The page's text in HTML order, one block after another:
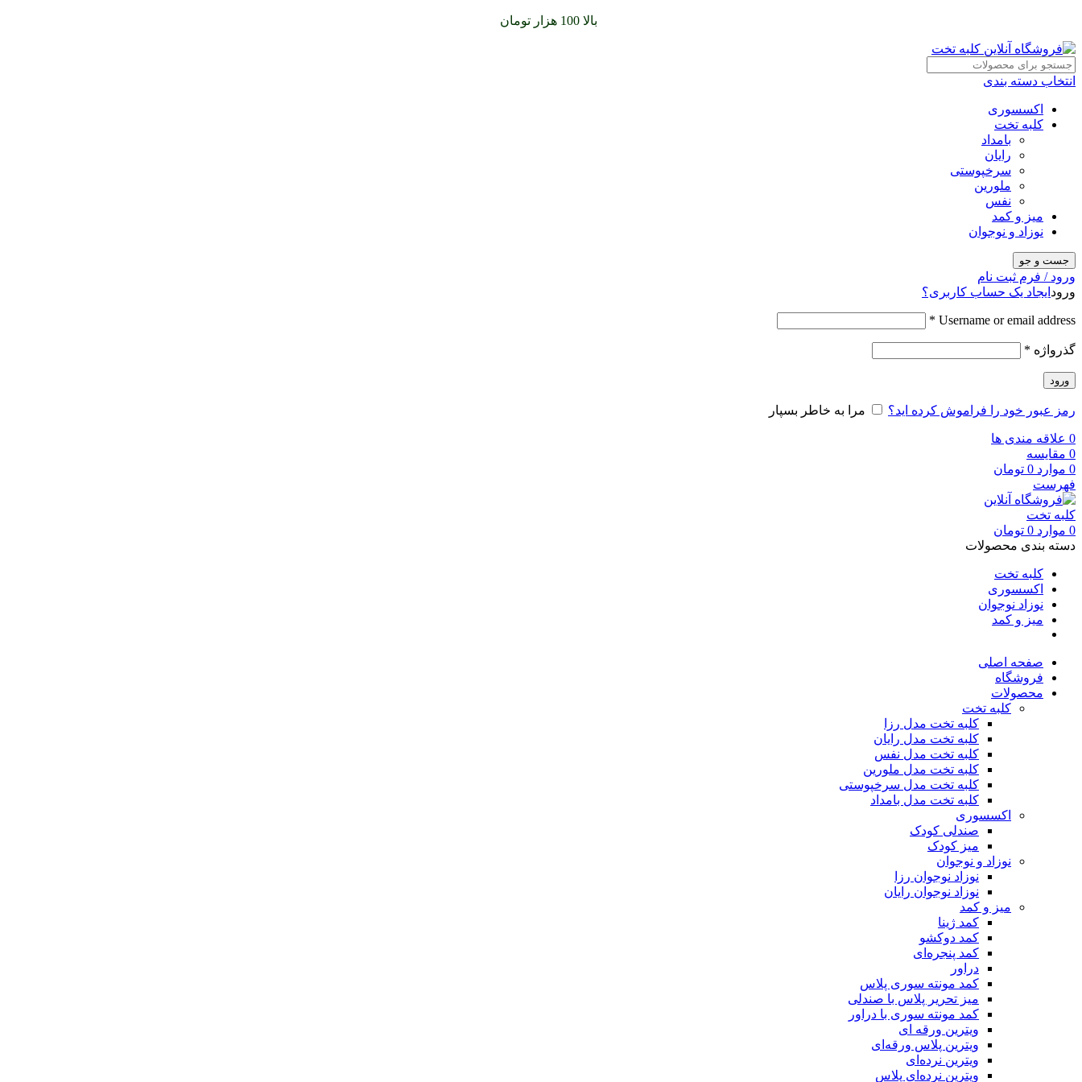
بالا 100 هزار تومان
انتخاب دسته بندی
اکسسوری
کلبه تخت
بامداد
رایان
سرخپوستی
ملورین
نفس
میز و کمد
نوزاد و نوجوان
جست و جو
ورود / فرم ثبت نام
ورود ایجاد یک حساب کاربری؟
Username or email address
*
گذرواژه *
ورود
رمز عبور خود را فراموش کرده اید؟ مرا به خاطر بسپار
0 علاقه مندی ها
0 مقایسه
0 موارد 0 تومان
فهرست
0 موارد 0 تومان
دسته بندی محصولات
کلبه تخت
اکسسوری
نوزاد نوجوان
میز و کمد
صفحه اصلی
فروشگاه
محصولات
کلبه تخت
کلبه تخت مدل رزا
کلبه تخت مدل رایان
کلبه تخت مدل نفس
کلبه تخت مدل ملورین
کلبه تخت مدل سرخپوستی
کلبه تخت مدل بامداد
اکسسوری
صندلی کودک
میز کودک
نوزاد و نوجوان
نوزاد نوجوان رزا
نوزاد نوجوان رایان
میز و کمد
کمد ژینا
کمد دوکشو
کمد پنجره‌ای
دراور
کمد مونته سوری پلاس
میز تحریر پلاس با صندلی
کمد مونته سوری با دراور
ویترین ورقه ای
ویترین پلاس ورقه‌ای
ویترین نرده‌ای
ویترین نرده‌ای پلاس